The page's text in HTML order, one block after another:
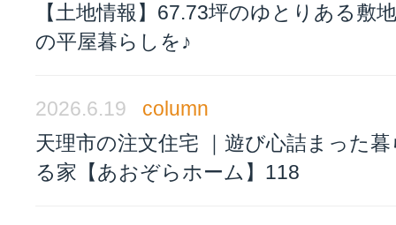
【土地情報】67.73坪のゆとりある敷
の平屋暮らしを♪
2026.6.19
column
天理市の注文住宅 ｜遊び心詰まった
る家【あおぞらホーム】118